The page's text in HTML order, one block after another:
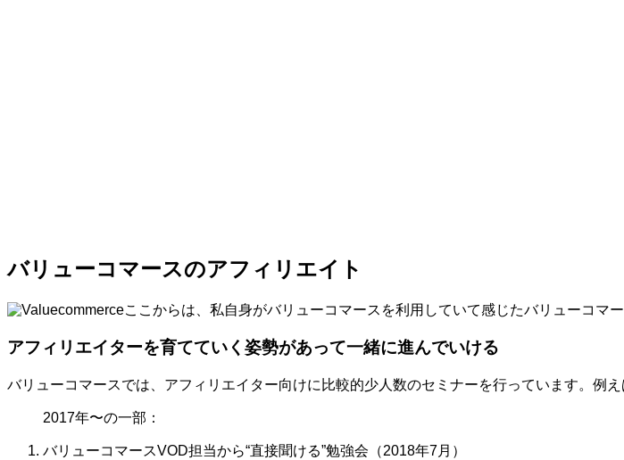
バリューコマースのアフィリエイト
ここからは、私自身がバリューコマースを利用していて感じたバリューコマ
アフィリエイターを育てていく姿勢があって一緒に進んでいける
バリューコマースでは、アフィリエイター向けに比較的少人数のセミナーを行っています。例
2017年〜の一部：
バリューコマースVOD担当から“直接聞ける”勉強会（2018年7月）